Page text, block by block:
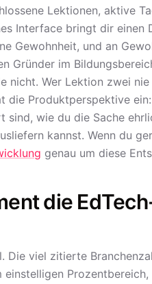
Lektionen, aktive
Interface bringt dir einen
Gewohnheit, und an
Gründer im
nicht. Wer Lektion zwei
Produktperspektive
sind, wie du die Sache
kannst. Wenn du
genau um diese
die
Die viel zitierte